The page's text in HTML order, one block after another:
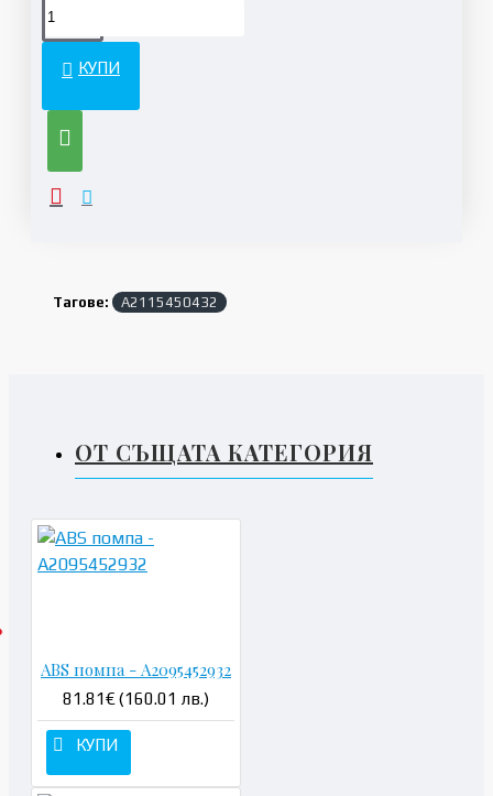
КУПИ
Тагове: A2115450432
ОТ СЪЩАТА КАТЕГОРИЯ
ABS помпа - A2095452932
81.81€ (160.01 лв.)
КУПИ